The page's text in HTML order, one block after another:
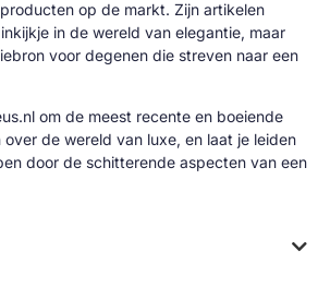
op de markt. Zijn artikelen
in de wereld van elegantie, maar
voor degenen die streven naar een
om de meest recente en boeiende
de wereld van luxe, en laat je leiden
door de schitterende aspecten van een